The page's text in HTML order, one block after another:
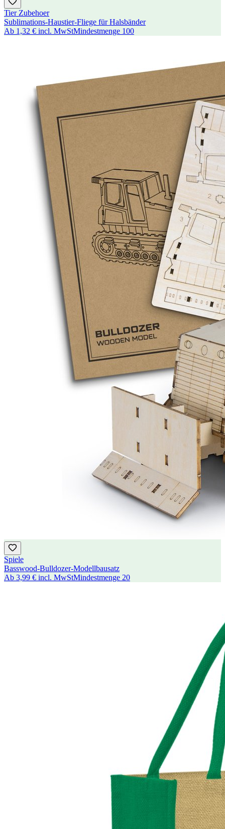
Tier Zubehoer
Sublimations-Haustier-Fliege für Halsbänder
Ab 1,32 € incl. MwStMindestmenge 100
Spiele
Basswood-Bulldozer-Modellbausatz
Ab 3,99 € incl. MwStMindestmenge 20